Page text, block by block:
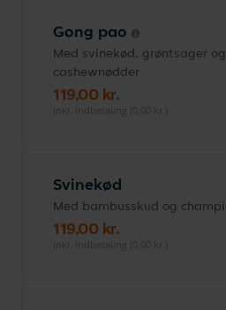
Gong pao
Med svinekød, grøntsager og
cashewnødder
119,00 kr.
inkl. indbetaling (0,00 kr.)
Svinekød
Med bambusskud og
119,00 kr.
inkl. indbetaling (0,00 kr.)